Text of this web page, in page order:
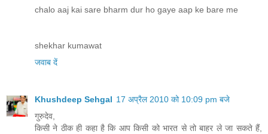
chalo aaj kai sare bharm dur ho gaye aap ke bare me
shekhar kumawat
जवाब दें
Khushdeep Sehgal 17 अप्रैल 2010 को 10:09 pm बजे
गुरुदेव,
किसी ने ठीक ही कहा है कि आप किसी को भारत से तो बाहर ले जा सकते हैं,